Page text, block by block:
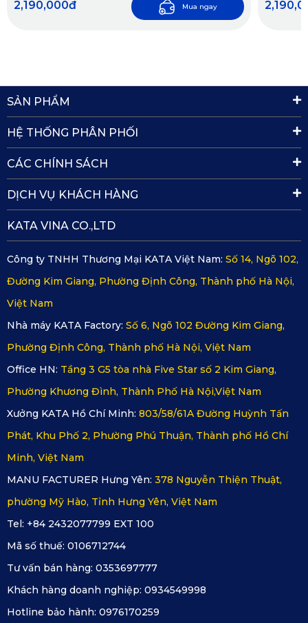
Các loại thảm lót sàn ô tô giá rẻ vừa không đảm bảo chất
lượng vừa kém thẩm mỹ
=>>> Xem thêm: Thảm lót sàn ô tô Land Rover Discovery
2. Thảm lót sàn KATA cho xe Defender 90
2021 - Bảo chứng chất lượng
Được sản xuất trên dây chuyền hiện đại tại 2 nhà máy ở
Hưng Yên và Hà Nội, những sản phẩm
dành cho mẫu xe Land Rover Defender 90 2025 chắc chắn
đem đến những trải nghiệm thú vị cho khách hàng.
2.1. Nhà máy sản xuất hàng đầu Việt Nam
Trải qua hơn 6 năm hình thành và phát triển, KATA khẳng
định vị thế uy tín hàng đầu trong lĩnh vực sản xuất thảm lót,
cùng các phụ kiện ô tô tại thị trường Việt Nam. Hiện nay, hệ
mệnh phục vụ cho hàng triệu khách hàng trên đất nước.
Những sản phẩm của KATA bao gồm cả
2,190,000đ Mua ngay
SẢN PHẨM
HỆ THỐNG PHÂN PHỐI
CÁC CHÍNH SÁCH
DỊCH VỤ KHÁCH HÀNG
KATA VINA CO.,LTD
Công ty TNHH Thương Mại KATA Việt Nam: Số 14, Ngõ 102,
Đường Kim Giang, Phường Định Công, Thành phố Hà Nội,
Việt Nam
Nhà máy KATA Factory: Số 6, Ngõ 102 Đường Kim Giang,
Phường Định Công, Thành phố Hà Nội, Việt Nam
Office HN: Tầng 3 G5 tòa nhà Five Star số 2 Kim Giang,
Phường Khương Đình, Thành Phố Hà Nội,Việt Nam
Xưởng KATA Hồ Chí Minh: 803/58/61A Đường Huỳnh Tấn
Phát, Khu Phố 2, Phường Phú Thuận, Thành phố Hồ Chí
Minh, Việt Nam
MANU FACTURER Hưng Yên: 378 Nguyễn Thiện Thuật,
phường Mỹ Hào, Tỉnh Hưng Yên, Việt Nam
Tel: +84 2432077799 EXT 100
Mã số thuế: 0106712744
Tư vấn bán hàng: 0353697777
Khách hàng doanh nghiệp: 0934549998
Hotline bảo hành: 0976170259